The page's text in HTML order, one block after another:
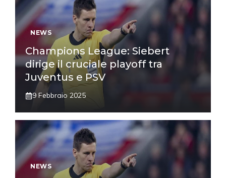
NEWS
Champions League: Siebert
dirige il cruciale playoff tra
Juventus e PSV
9 Febbraio 2025
NEWS